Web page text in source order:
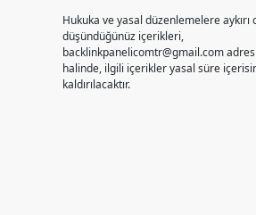
Hukuka ve yasal düzenlemelere aykırı
düşündüğünüz içerikleri,
backlinkpanelicomtr@gmail.com
halinde, ilgili içerikler yasal süre
kaldırılacaktır.